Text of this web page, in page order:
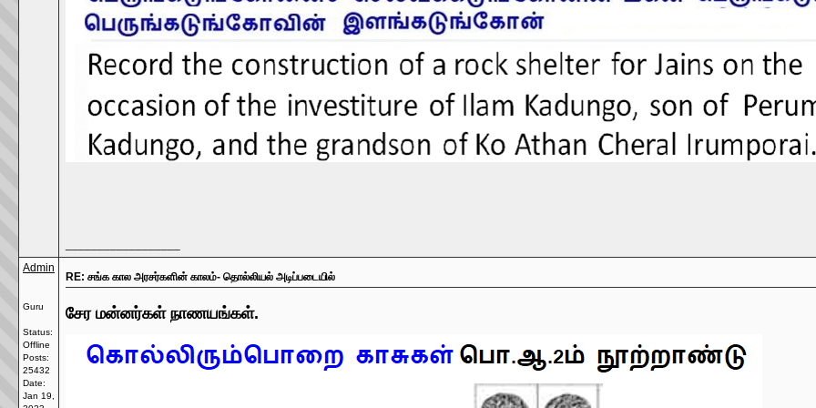
Admin
Guru
Status:
Offline
Posts:
25432
Date:
Jan 19,
RE: சங்க கால அரசர்களின் காலம்- தொல்லியல் அடிப்படையில்
சேர மன்னர்கள் நாணயங்கள்.